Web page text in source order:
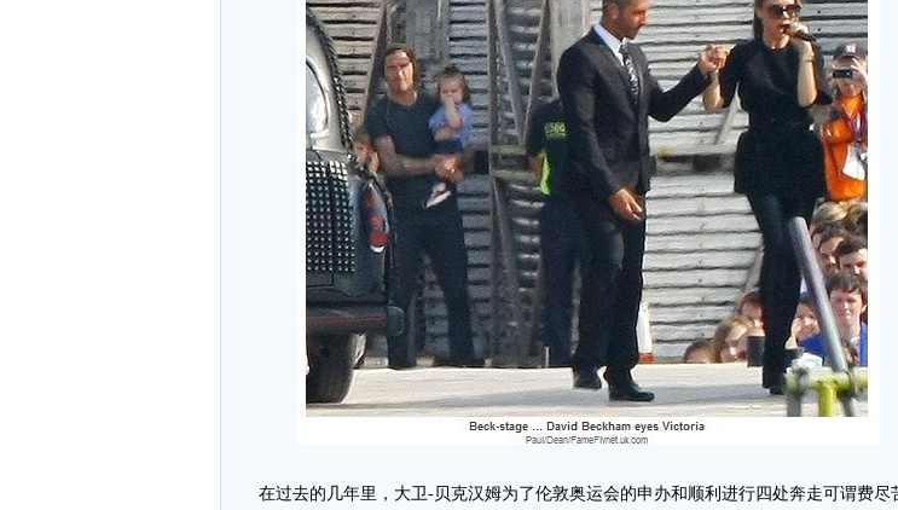
在过去的几年里，大卫-贝克汉姆为了伦敦奥运会的申办和顺利进行四处奔走可谓费尽